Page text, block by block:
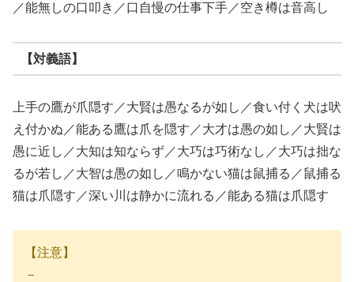
／能無しの口叩き／口自慢の仕事下手／空き樽は音高し
【対義語】
上手の鷹が爪隠す／大賢は愚なるが如し／食い付く犬は吠
え付かぬ／能ある鷹は爪を隠す／大才は愚の如し／大賢は
愚に近し／大知は知ならず／大巧は巧術なし／大巧は拙な
るが若し／大智は愚の如し／鳴かない猫は鼠捕る／鼠捕る
猫は爪隠す／深い川は静かに流れる／能ある猫は爪隠す
【注意】
－